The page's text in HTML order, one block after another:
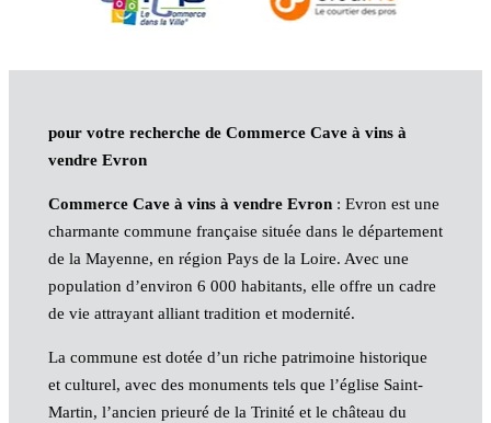
pour votre recherche de Commerce Cave à vins à
vendre Evron
Commerce Cave à vins à vendre Evron: Evron est une
charmante commune française située dans le département
de la Mayenne, en région Pays de la Loire. Avec une
population d’environ 6 000 habitants, elle offre un cadre
de vie attrayant alliant tradition et modernité.
La commune est dotée d’un riche patrimoine historique
et culturel, avec des monuments tels que l’église Saint-
Martin, l’ancien prieuré de la Trinité et le château du